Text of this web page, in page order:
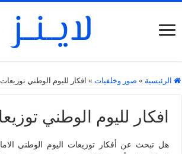
الرئيسية » صور وخلفيات » افكار لليوم الوطني توزيعات
افكار لليوم الوطني
هل تبحث عن أفكار توزيعات اليوم الوطني